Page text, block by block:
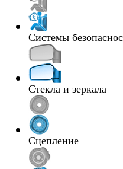
Системы
Стекла и зеркала
Сцепление